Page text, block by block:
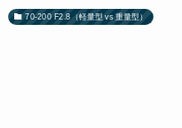
70-200 F2.8（軽量型 vs 重量型）